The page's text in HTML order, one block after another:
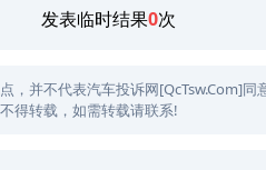
发表临时结果0次
，并不代表汽车投诉网[QcTsw.Com]
得转载，如需转载请联系!